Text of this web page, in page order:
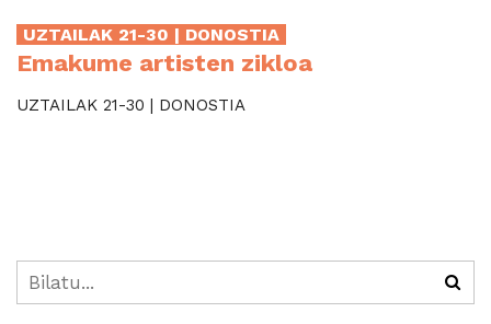
UZTAILAK 21-30 | DONOSTIA
Emakume artisten zikloa
UZTAILAK 21-30 | DONOSTIA